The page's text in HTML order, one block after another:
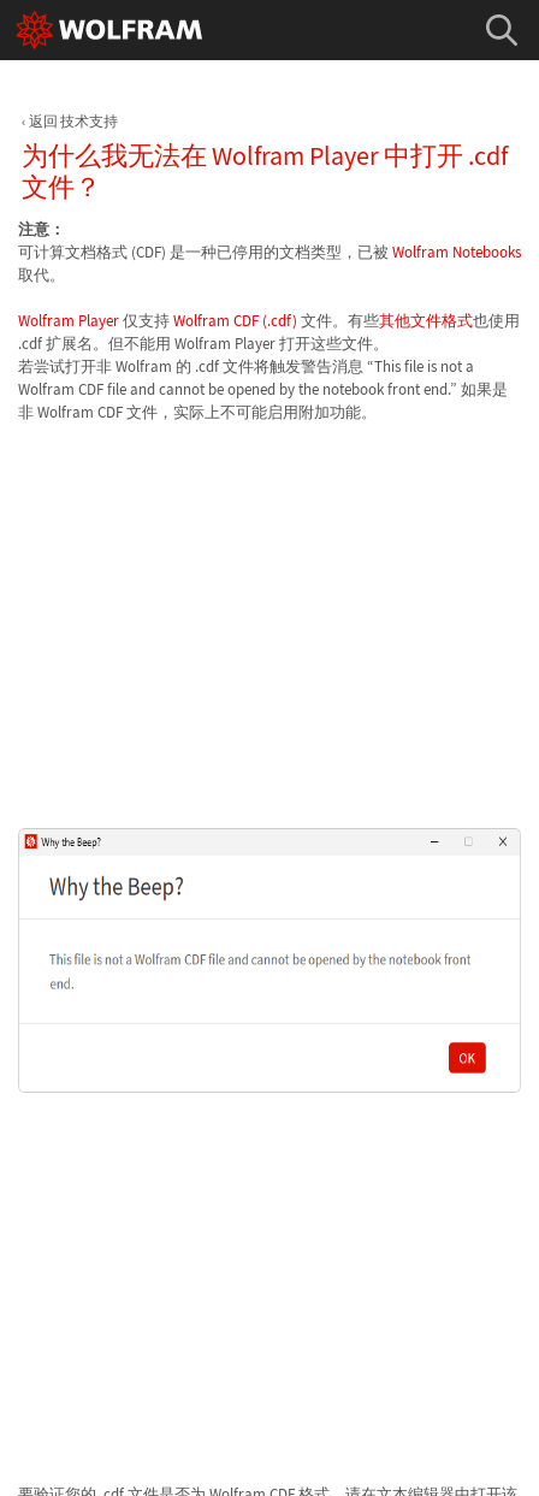
返回 技术支持
为什么我无法在 Wolfram Player 中打开 .cdf
文件？
注意：
可计算文档格式 (CDF) 是一种已停用的文档类型，已被 Wolfram Notebooks
取代。
Wolfram Player仅支持Wolfram CDF (.cdf) 文件。有些其他文件格式也使用
.cdf 扩展名。但不能用 Wolfram Player 打开这些文件。
若尝试打开非 Wolfram 的 .cdf 文件将触发警告消息 “This file is not a
Wolfram CDF file and cannot be opened by the notebook front end.” 如果是
非 Wolfram CDF 文件，实际上不可能启用附加功能。